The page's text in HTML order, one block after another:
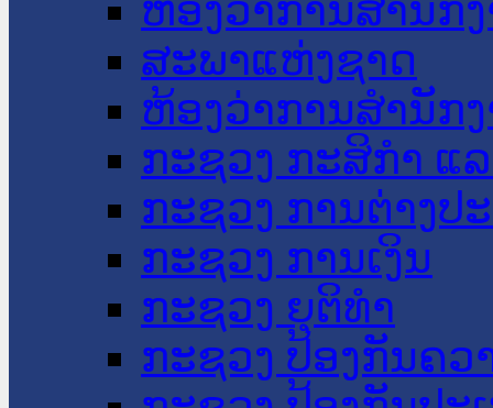
ຫ້ອງວ່າການສໍານັກ
ສະພາແຫ່ງຊາດ
ຫ້ອງວ່າການສຳນັກ
ກະຊວງ ກະສິກຳ ແ
ກະຊວງ ການຕ່າງປ
ກະຊວງ ການເງິນ
ກະຊວງ ຍຸຕິທໍາ
ກະຊວງ ປ້ອງກັນຄວ